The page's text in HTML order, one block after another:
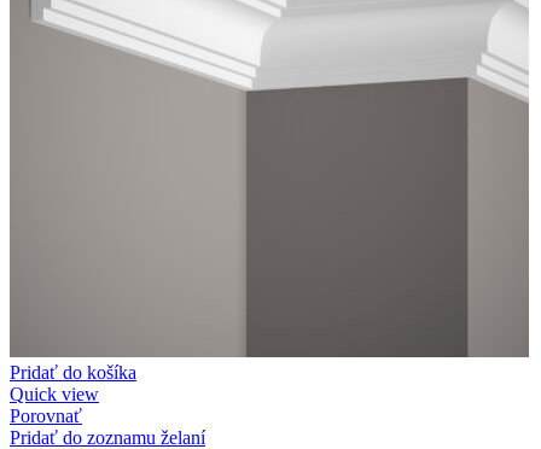
Pridať do košíka
Quick view
Porovnať
Pridať do zoznamu želaní